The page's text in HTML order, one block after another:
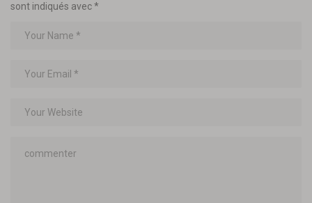
sont indiqués avec*